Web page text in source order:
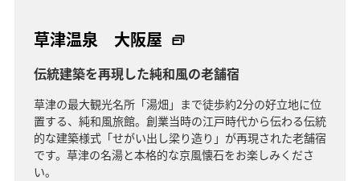
草津温泉 大阪屋
伝統建築を再現した純和風の老舗宿
草津の最大観光名所「湯畑」まで徒歩約2分の好立地に位
置する、純和風旅館。創業当時の江戸時代から伝わる伝統
的な建築様式「せがい出し梁り造り」が再現された老舗宿
です。草津の名湯と本格的な京風懐石をお楽しみくださ
い。